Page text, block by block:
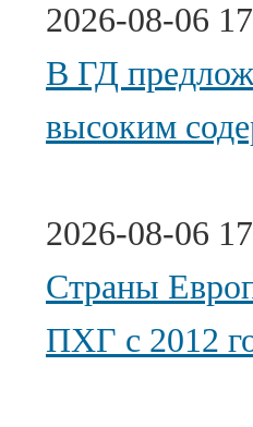
2026-08-06
В ГД
высоким
2026-08-06
Страны
ПХГ с 2012